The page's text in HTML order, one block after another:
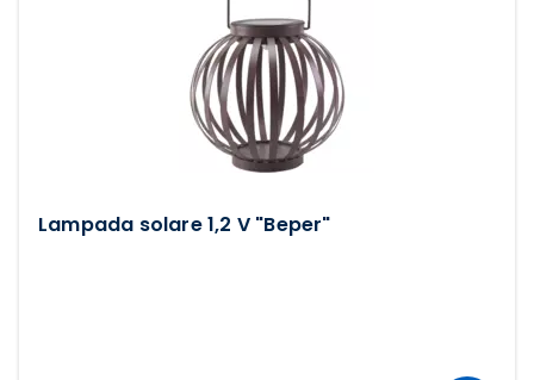
Lampada solare 1,2 V "Beper"